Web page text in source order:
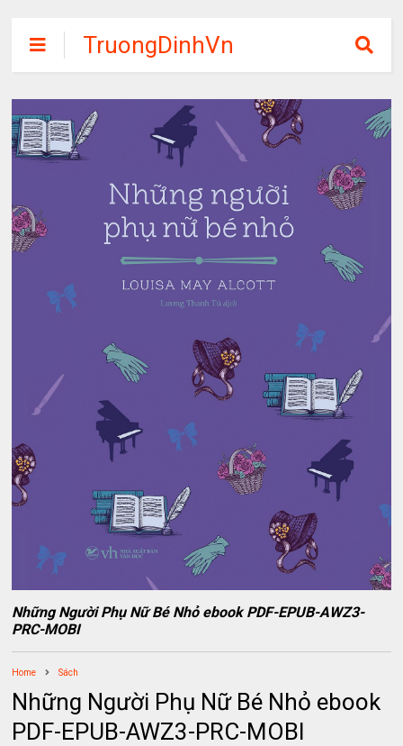
TruongDinhVn
Chia sẽ ebook,
các khóa học,
phần mềm học
tập miễn phí
Những Người Phụ Nữ Bé Nhỏ ebook PDF-EPUB-AWZ3-
PRC-MOBI
Home Sách
Những Người Phụ Nữ Bé Nhỏ ebook
PDF-EPUB-AWZ3-PRC-MOBI